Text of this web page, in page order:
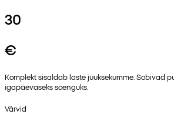
30
€
Komplekt sisaldab laste juuksekumme. Sobivad
igapäevaseks soenguks.
Värvid